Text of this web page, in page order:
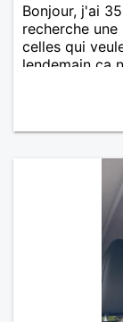
Bonjour, j'ai
recherche
celles qui
lendemain ça
de me
général, les
famille. Je
inscription(
et /ou
choix ( mais
réservé ,
manque de
honnête, pas
d'une humeur